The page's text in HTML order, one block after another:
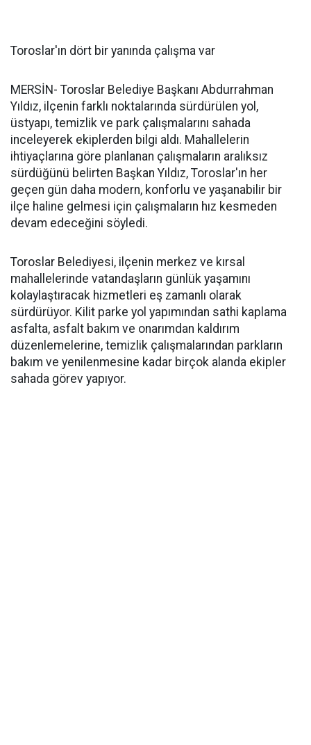
Toroslar'ın dört bir yanında çalışma var
MERSİN- Toroslar Belediye Başkanı Abdurrahman
Yıldız, ilçenin farklı noktalarında sürdürülen yol,
üstyapı, temizlik ve park çalışmalarını sahada
inceleyerek ekiplerden bilgi aldı. Mahallelerin
ihtiyaçlarına göre planlanan çalışmaların aralıksız
sürdüğünü belirten Başkan Yıldız, Toroslar'ın her
geçen gün daha modern, konforlu ve yaşanabilir bir
ilçe haline gelmesi için çalışmaların hız kesmeden
devam edeceğini söyledi.
Toroslar Belediyesi, ilçenin merkez ve kırsal
mahallelerinde vatandaşların günlük yaşamını
kolaylaştıracak hizmetleri eş zamanlı olarak
sürdürüyor. Kilit parke yol yapımından sathi kaplama
asfalta, asfalt bakım ve onarımdan kaldırım
düzenlemelerine, temizlik çalışmalarından parkların
bakım ve yenilenmesine kadar birçok alanda ekipler
sahada görev yapıyor.